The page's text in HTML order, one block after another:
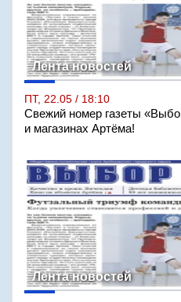
Лента новостей
ПТ, 22.05 / 18:10
Свежий номер газеты
и магазинах Артёма!
Лента новостей